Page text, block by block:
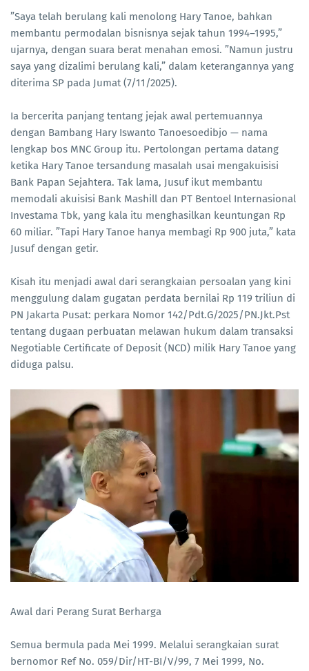
”Saya telah berulang kali menolong Hary Tanoe, bahkan
membantu permodalan bisnisnya sejak tahun 1994–1995,”
ujarnya, dengan suara berat menahan emosi. ”Namun justru
saya yang dizalimi berulang kali,” dalam keterangannya yang
diterima SP pada Jumat (7/11/2025).
Ia bercerita panjang tentang jejak awal pertemuannya
dengan Bambang Hary Iswanto Tanoesoedibjo — nama
lengkap bos MNC Group itu. Pertolongan pertama datang
ketika Hary Tanoe tersandung masalah usai mengakuisisi
Bank Papan Sejahtera. Tak lama, Jusuf ikut membantu
memodali akuisisi Bank Mashill dan PT Bentoel Internasional
Investama Tbk, yang kala itu menghasilkan keuntungan Rp
60 miliar. ”Tapi Hary Tanoe hanya membagi Rp 900 juta,” kata
Jusuf dengan getir.
Kisah itu menjadi awal dari serangkaian persoalan yang kini
menggulung dalam gugatan perdata bernilai Rp 119 triliun di
PN Jakarta Pusat: perkara Nomor 142/Pdt.G/2025/PN.Jkt.Pst
tentang dugaan perbuatan melawan hukum dalam transaksi
Negotiable Certificate of Deposit (NCD) milik Hary Tanoe yang
diduga palsu.
Awal dari Perang Surat Berharga
Semua bermula pada Mei 1999. Melalui serangkaian surat
bernomor Ref No. 059/Dir/HT-BI/V/99, 7 Mei 1999, No.